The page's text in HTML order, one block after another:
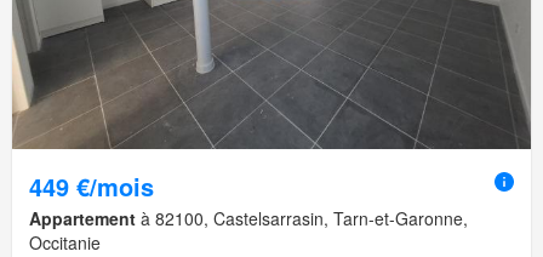
449 €/mois
Appartement à 82100, Castelsarrasin, Tarn-et-Garonne,
Occitanie